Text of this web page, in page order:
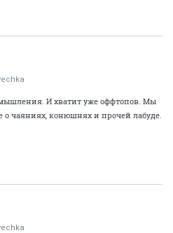
И хватит уже оффтопов. Мы
о чаяниях, конюшнях и прочей лабуде.